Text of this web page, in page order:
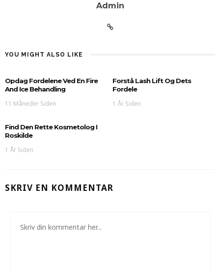
Admin
YOU MIGHT ALSO LIKE
Opdag Fordelene Ved En Fire
And Ice Behandling
11 Måneder Siden
Forstå Lash Lift Og Dets
Fordele
1 År Siden
Find Den Rette Kosmetolog I
Roskilde
1 År Siden
SKRIV EN KOMMENTAR